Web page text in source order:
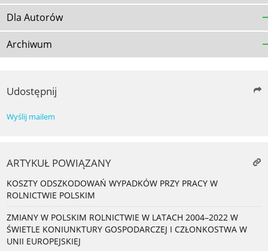
Dla Autorów
Archiwum
Udostępnij
Wyślij mailem
ARTYKUŁ POWIĄZANY
KOSZTY ODSZKODOWAŃ WYPADKÓW PRZY PRACY W
ROLNICTWIE POLSKIM
ZMIANY W POLSKIM ROLNICTWIE W LATACH 2004–2022 W
ŚWIETLE KONIUNKTURY GOSPODARCZEJ I CZŁONKOSTWA W
UNII EUROPEJSKIEJ